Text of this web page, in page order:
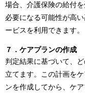
場合、介護保険の給付
必要になる可能性が高
ービスを利用できます。
７．ケアプランの作成
判定結果に基づいて、
立てます。この計画を
ンを作成してから、ケ